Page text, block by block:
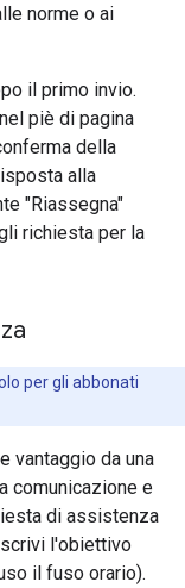
norme o ai
il primo invio.
piè di pagina
della
alla
"Riassegna"
richiesta per la
per gli abbonati
vantaggio da una
comunicazione e
di assistenza
l'obiettivo
il fuso orario).